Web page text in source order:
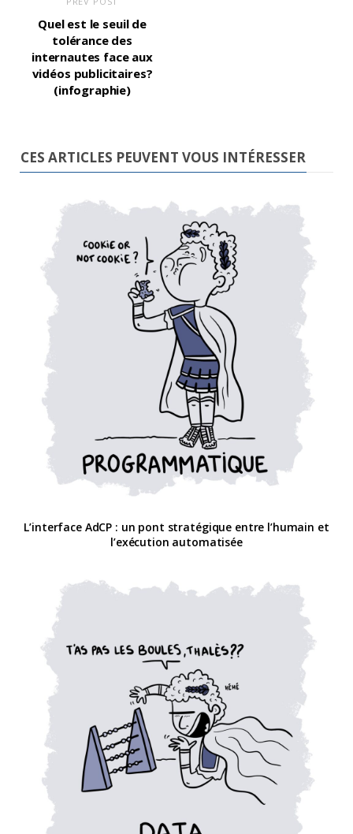
Quel est le seuil de
tolérance des
internautes face aux
vidéos publicitaires?
(infographie)
CES ARTICLES PEUVENT VOUS INTÉRESSER
L’interface AdCP : un pont stratégique entre l’humain et
l’exécution automatisée